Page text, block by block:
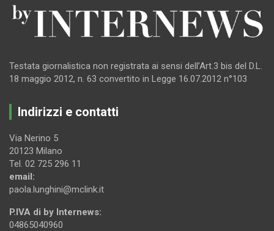
Testata giornalistica non registrata ai sensi dell’Art.3 bis del D.L.
18 maggio 2012, n. 63 convertito in Legge 16.07.2012 n°103
Indirizzi e contatti
Via Nerino 5
20123 Milano
Tel. 02 725 296 11
email:
paola.lunghini@mclink.it
P.IVA di by Internews:
04865040960